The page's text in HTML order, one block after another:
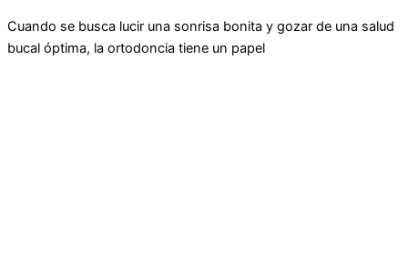
Cuando se busca lucir una sonrisa bonita y gozar de una salud
bucal óptima, la ortodoncia tiene un papel